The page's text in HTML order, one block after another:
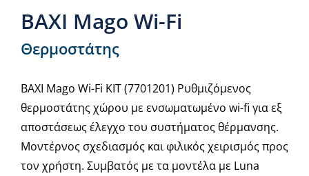
BAXI Mago Wi-Fi
Θερμοστάτης
BAXI Mago Wi-Fi KIT (7701201) Ρυθμιζόμενος
θερμοστάτης χώρου με ενσωματωμένο wi-fi για εξ
αποστάσεως έλεγχο του συστήματος θέρμανσης.
Μοντέρνος σχεδιασμός και φιλικός χειρισμός προς
τον χρήστη. Συμβατός με τα μοντέλα με Luna